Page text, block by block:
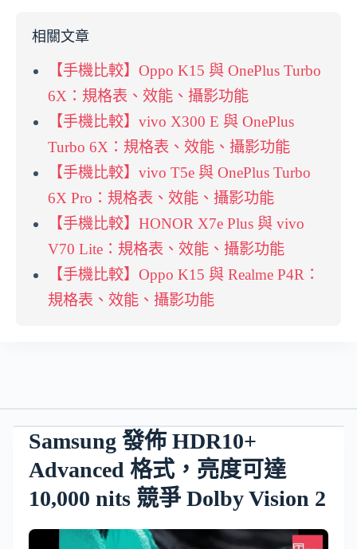
相關文章
【手機比較】Oppo K15 與 OnePlus Turbo
6X：規格表、效能、攝影功能
【手機比較】vivo X300 E 與 OnePlus
Turbo 6X：規格表、效能、攝影功能
【手機比較】vivo T5e 與 OnePlus Turbo
6X Pro：規格表、效能、攝影功能
【手機比較】HONOR X7e Plus 與 vivo
V70 Lite：規格表、效能、攝影功能
【手機比較】Oppo K15 與 Realme P4R：
規格表、效能、攝影功能
Samsung 發佈 HDR10+
Advanced 格式，亮度可達
10,000 nits 競爭 Dolby Vision 2